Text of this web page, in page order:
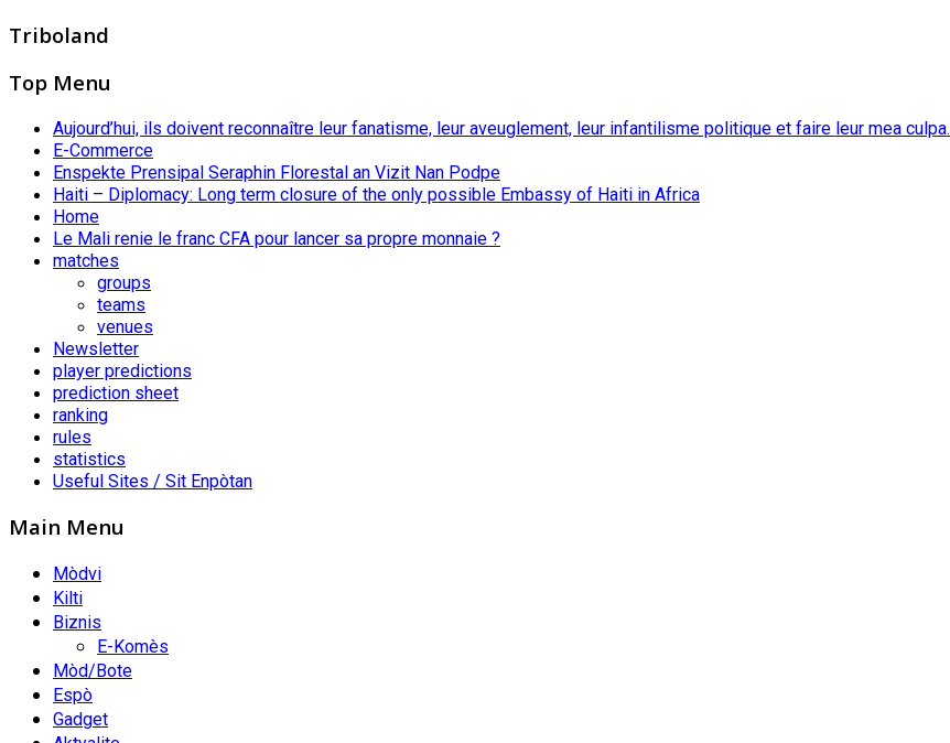
Triboland
Top Menu
Aujourd’hui, ils doivent reconnaître leur fanatisme, leur aveuglement, leur infantilisme politique et faire leur mea culpa.
E-Commerce
Enspekte Prensipal Seraphin Florestal an Vizit Nan Podpe
Haiti – Diplomacy: Long term closure of the only possible Embassy of Haiti in Africa
Home
Le Mali renie le franc CFA pour lancer sa propre monnaie ?
matches
groups
teams
venues
Newsletter
player predictions
prediction sheet
ranking
rules
statistics
Useful Sites / Sit Enpòtan
Main Menu
Mòdvi
Kilti
Biznis
E-Komès
Mòd/Bote
Espò
Gadget